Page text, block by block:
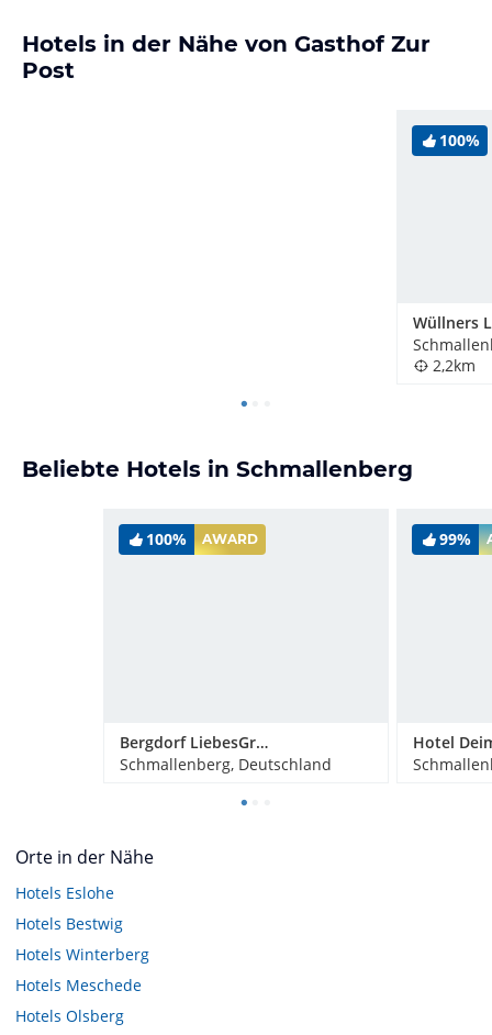
Hotels in der Nähe von Gasthof Zur
Post
100%
2,2km
Beliebte Hotels in Schmallenberg
100% AWARD
Bergdorf LiebesGrün
Schmallenberg, Deutschland
99%
Hotel
Orte in der Nähe
Hotels Eslohe
Hotels Bestwig
Hotels Winterberg
Hotels Meschede
Hotels Olsberg